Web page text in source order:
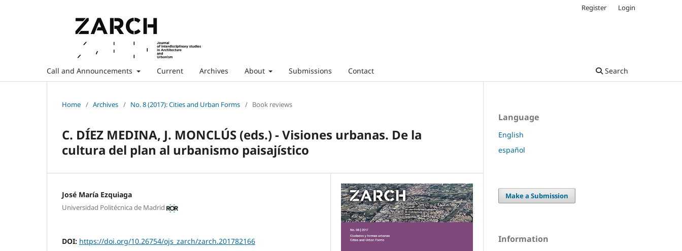
Call and Announcements Current Archives About Submissions Contact Search
Register Login
Home / Archives / No. 8 (2017): Cities and Urban Forms / Book reviews
C. DÍEZ MEDINA, J. MONCLÚS (eds.) - Visiones urbanas. De la
cultura del plan al urbanismo paisajístico
José María Ezquiaga
Universidad Politécnica de Madrid
DOI: https://doi.org/10.26754/ojs_zarch/zarch.201782166
Language
English
español
Make a Submission
Information